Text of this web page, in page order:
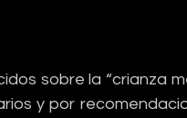
sobre la “crianza
y por